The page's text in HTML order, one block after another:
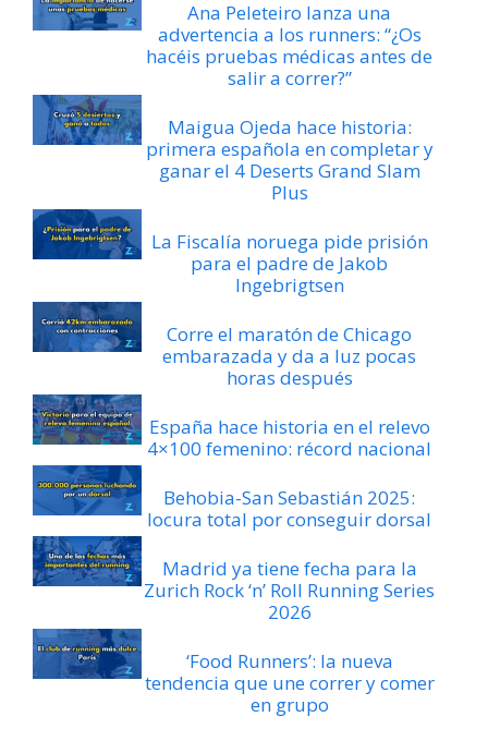
Ana Peleteiro lanza una
advertencia a los runners: “¿Os
hacéis pruebas médicas antes de
salir a correr?”
Maigua Ojeda hace historia:
primera española en completar y
ganar el 4 Deserts Grand Slam
Plus
La Fiscalía noruega pide prisión
para el padre de Jakob
Ingebrigtsen
Corre el maratón de Chicago
embarazada y da a luz pocas
horas después
España hace historia en el relevo
4×100 femenino: récord nacional
Behobia-San Sebastián 2025:
locura total por conseguir dorsal
Madrid ya tiene fecha para la
Zurich Rock ‘n’ Roll Running Series
2026
‘Food Runners’: la nueva
tendencia que une correr y comer
en grupo